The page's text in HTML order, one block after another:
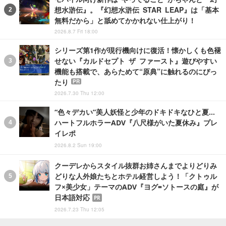
想水滸伝』。『幻想水滸伝 STAR LEAP』は「基本
無料だから」と舐めてかかれない仕上がり！
2026.8.7 Fri 18:00
シリーズ第1作が現行機向けに復活！懐かしくも色褪
せない『カルドセプト ザ ファースト』遊びやすい
機能も搭載で、あらためて“原典”に触れるのにぴっ
たり
PR
2026.7.30 Thu 12:00
“色々デカい”美人妖怪と少年のドキドキなひと夏…
ハートフルホラーADV『八尺様がいた夏休み』プレ
イレポ
2026.8.2 Sun 19:00
クーデレからスタイル抜群お姉さんまでよりどりみ
どりな人外娘たちとホテル経営しよう！「クトゥル
フ×美少女」テーマのADV『ヨグ=ソトースの庭』が
日本語対応
PR
2026.7.23 Thu 12:05